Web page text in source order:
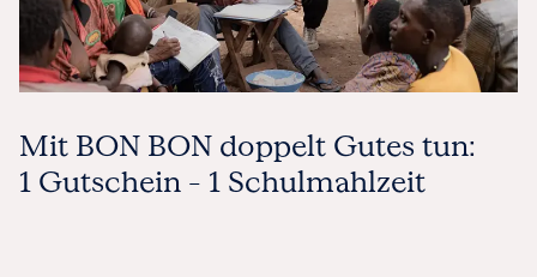
Mit BON BON doppelt Gutes tun:
1 Gutschein – 1 Schulmahlzeit